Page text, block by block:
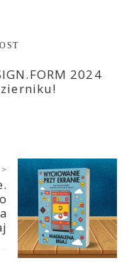
2024